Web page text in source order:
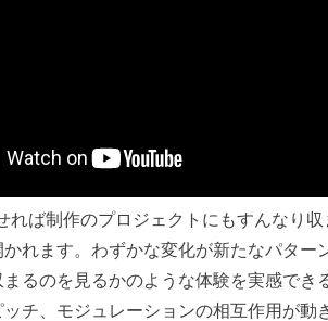
れば制作のプロジェクトにもすんなり
れます。わずかな変化が新たなパター
るのを見るかのような体験を実感でき
チ、モジュレーションの相互作用が動